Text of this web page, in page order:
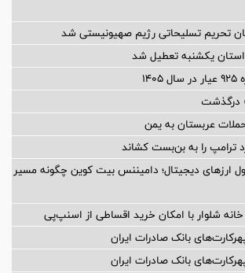
تحریم تسلیحاتی رژیم صهیونیستی شد
استان یکشنبه تعطیل شد
درگذشت
عربستان به یمن
ترامپ را به بن‌بست کشاند
ارزهای دیجیتال؛ دامیننس بیت کوین چگونه مسیر
شلوار با امکان خرید اقساطی از اسنپ‌پی